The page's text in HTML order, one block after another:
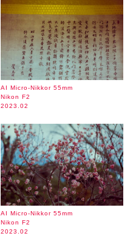
AI Micro-Nikkor 55mm
Nikon F2
2023.02
AI Micro-Nikkor 55mm
Nikon F2
2023.02